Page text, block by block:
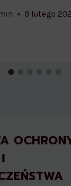
9 lutego